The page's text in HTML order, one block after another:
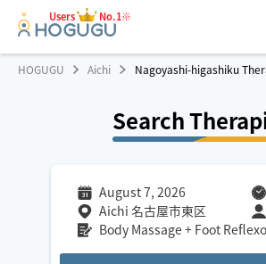
Users No.1※
HOGUGU Aichi Nagoyashi-higashiku
Search
August 7, 2026
Aichi 名古屋市東区
Body Massage + Foot